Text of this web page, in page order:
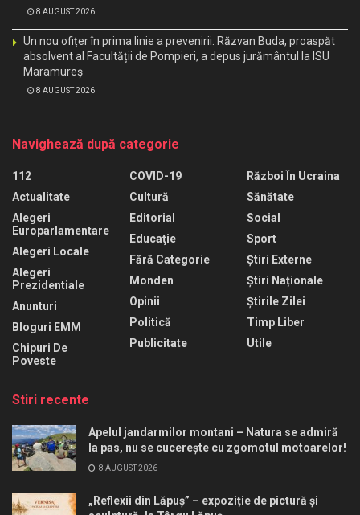
8 AUGUST 2026
Un nou ofițer în prima linie a prevenirii. Răzvan Buda, proaspăt
absolvent al Facultății de Pompieri, a depus jurământul la ISU
Maramureș
8 AUGUST 2026
Navighează după categorie
112
Actualitate
Alegeri
Europarlamentare
Alegeri Locale
Alegeri
Prezidentiale
Anunturi
Bloguri EMM
Chipuri De
Poveste
COVID-19
Cultură
Editorial
Educaţie
Fără Categorie
Monden
Opinii
Politică
Publicitate
Război În Ucraina
Sănătate
Social
Sport
Știri Externe
Știri Naționale
Știrile Zilei
Timp Liber
Utile
Stiri recente
Apelul jandarmilor montani – Natura se admiră
la pas, nu se cucerește cu zgomotul motoarelor!
8 AUGUST 2026
„Reflexii din Lăpuș” – expoziție de pictură și